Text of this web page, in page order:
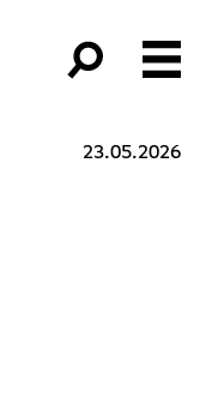
23.05.2026